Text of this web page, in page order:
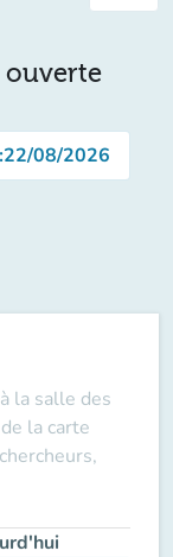
ouverte
:22/08/2026
la salle des
la carte